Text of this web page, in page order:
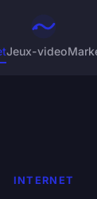
Jeux-video
INTERNET